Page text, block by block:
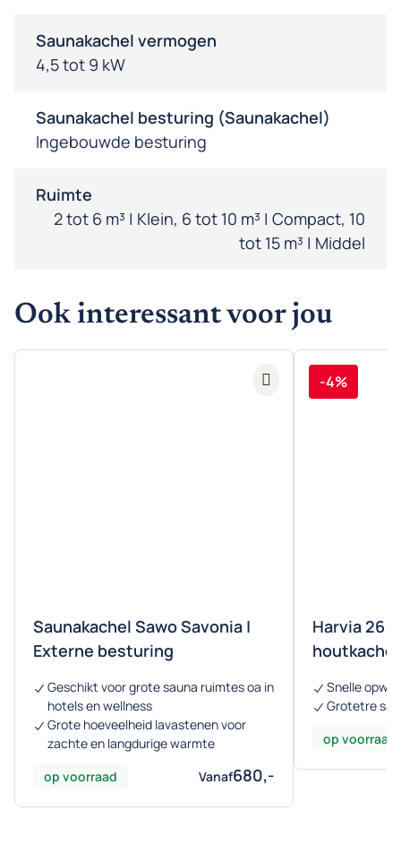
Saunakachel vermogen
4,5 tot 9 kW
Saunakachel besturing (Saunakachel)
Ingebouwde besturing
Ruimte
2 tot 6 m³ | Klein, 6 tot 10 m³ | Compact, 10
tot 15 m³ | Middel
Ook interessant voor jou
Saunakachel Sawo Savonia |
Externe besturing
Geschikt voor grote sauna ruimtes oa in
hotels en wellness
Grote hoeveelheid lavastenen voor
zachte en langdurige warmte
op voorraad
Vanaf680,-
-4%
Harvia 26
houtkachel
Snelle
Grotetre
op voorraad